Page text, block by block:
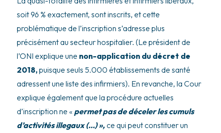
soit 96 % exactement, sont inscrits, et cette
problématique de l’inscription s’adresse plus
précisément au secteur hospitalier. (Le président de
l’ONI explique une non-application du décret de
2018,puisque seuls 5.000 établissements de santé
adressent une liste des infirmiers). En revanche, la Cour
explique également que la procédure actuelles
d’inscription ne « permet pas de déceler les cumuls
d’activités illegaux (…) »,ce qui peut constituer un